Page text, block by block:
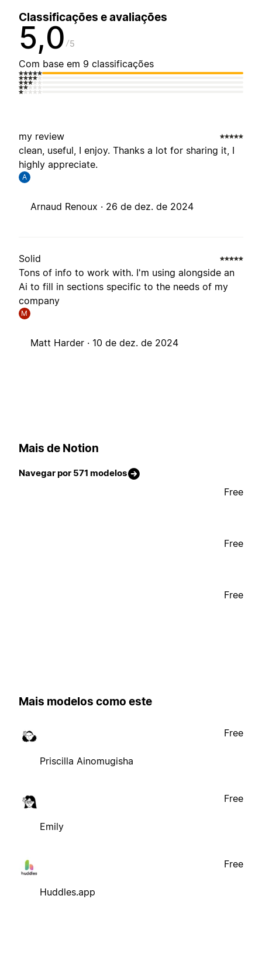
Classificações e avaliações
5,0 5
Com base em 9 classificações
my review
clean, useful, I enjoy. Thanks a lot for sharing it, I
highly appreciate.
A
Arnaud Renoux · 26 de dez. de 2024
Solid
Tons of info to work with. I'm using alongside an
Ai to fill in sections specific to the needs of my
company
M
Matt Harder · 10 de dez. de 2024
Mais de Notion
Navegar por 571 modelos
Free
Free
Free
Mais modelos como este
Priscilla Ainomugisha
Free
Emily
Free
Huddles.app
Free